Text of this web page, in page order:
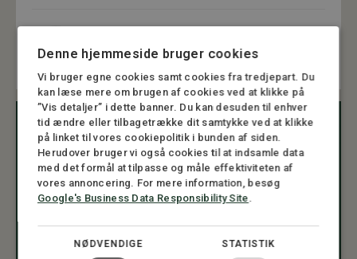
Advokat
Denne hjemmeside bruger cookies
Vi bruger egne cookies samt cookies fra tredjepart. Du
kan læse mere om brugen af cookies ved at klikke på
”Vis detaljer” i dette banner. Du kan desuden til enhver
tid ændre eller tilbagetrække dit samtykke ved at klikke
på linket til vores cookiepolitik i bunden af siden.
Herudover bruger vi også cookies til at indsamle data
med det formål at tilpasse og måle effektiviteten af
vores annoncering. For mere information, besøg
Google's Business Data Responsibility Site.
NØDVENDIGE STATISTIK